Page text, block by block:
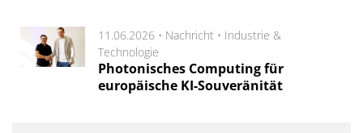
11.06.2026 • Nachricht • Industrie &
Technologie
Photonisches Computing für
europäische KI-Souveränität